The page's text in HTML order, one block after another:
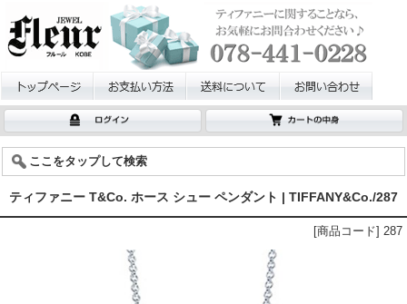
ここをタップして検索
ティファニー T&Co. ホース シュー ペンダント | TIFFANY&Co./287
[商品コード] 287